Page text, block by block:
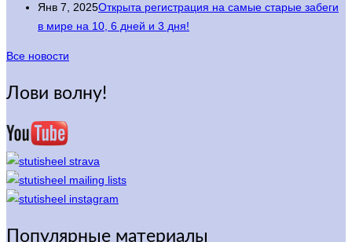
Янв 7, 2025Открыта регистрация на самые старые забеги
в мире на 10, 6 дней и 3 дня!
Все новости
Лови волну!
Популярные материалы